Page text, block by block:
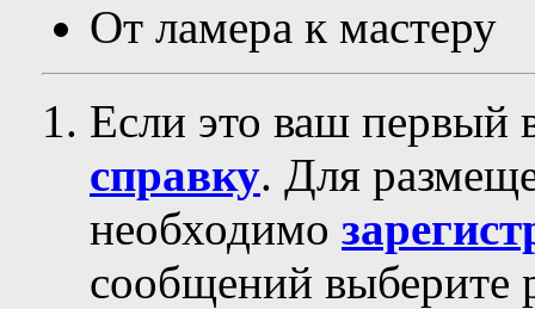
От ламера к мастеру
Если это ваш первый
справку. Для
необходимо
сообщений выберите